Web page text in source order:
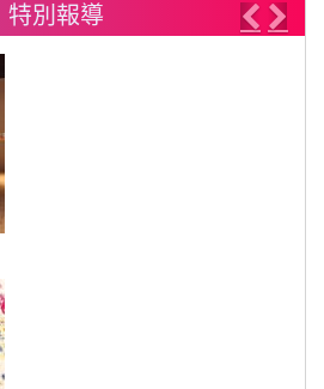
特別報導